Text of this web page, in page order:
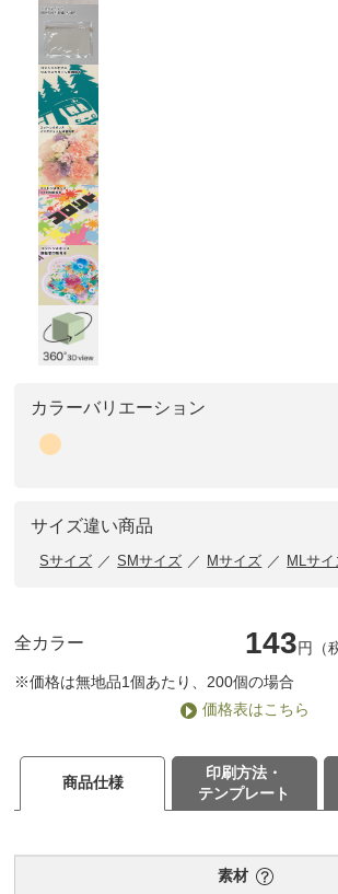
カラーバリエーション
サイズ違い商品
Sサイズ SMサイズ Mサイズ MLサイ
全カラー 143円（
※価格は無地品1個あたり、200個の場合
価格表はこちら
商品仕様
印刷方法・
テンプレート
素材